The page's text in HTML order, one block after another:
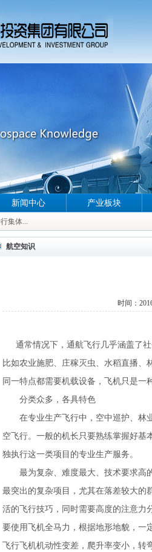
集体...
集体...
集体...
集体...
新闻中心 产业板块
航空知识
时间：
通常情况下，通航飞行几乎涵盖了社
比如农业施肥、庄稼灭虫、水稻直播、
同一特点都需要机载设备，飞机只是一
分类众多，各具特色
在专业生产飞行中，空中巡护、林业
空飞行。一般的机长只要熟练掌握好基
独执行这一类项目的专业生产服务。
最为复杂、难度最大、技术要求高的
最突出的复杂项目，尤其在落差较大的
活的飞行技巧，同时需要高度的注意力
要使用飞机全马力，根据地形地貌，一
飞行飞机机动性变差，爬升率变小，